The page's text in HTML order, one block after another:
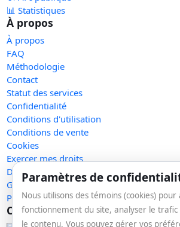
📊 Statistiques
À propos
À propos
FAQ
Méthodologie
Contact
Statut des services
Confidentialité
Conditions d'utilisation
Conditions de vente
Cookies
Exercer mes droits
Demande de retrait
Gérer les témoins
Plan du site
Communauté
Paramètres de
Nous utilisons des témoins (cookies)
fonctionnement du site, analyser le
le contenu. Vous pouvez gérer vos